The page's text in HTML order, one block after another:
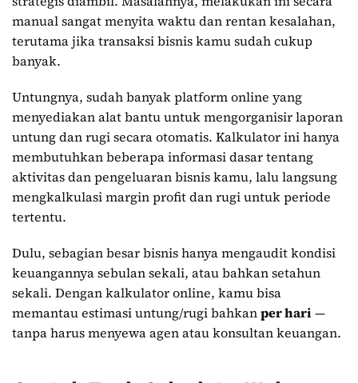
manual sangat menyita waktu dan rentan kesalahan,
terutama jika transaksi bisnis kamu sudah cukup
banyak.
Untungnya, sudah banyak platform online yang
menyediakan alat bantu untuk mengorganisir laporan
untung dan rugi secara otomatis. Kalkulator ini hanya
membutuhkan beberapa informasi dasar tentang
aktivitas dan pengeluaran bisnis kamu, lalu langsung
mengkalkulasi margin profit dan rugi untuk periode
tertentu.
Dulu, sebagian besar bisnis hanya mengaudit kondisi
keuangannya sebulan sekali, atau bahkan setahun
sekali. Dengan kalkulator online, kamu bisa
memantau estimasi untung/rugi bahkanper hari —
tanpa harus menyewa agen atau konsultan keuangan.